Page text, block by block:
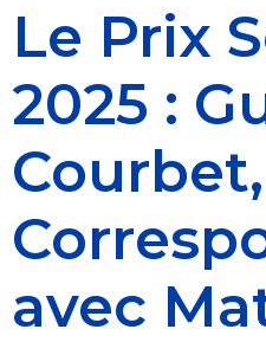
Le Prix
2025 :
Courbet,
avec